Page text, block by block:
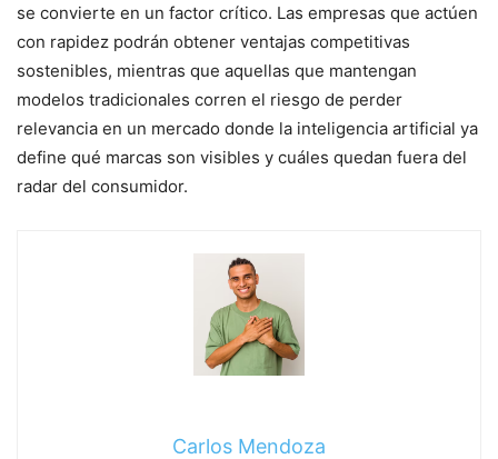
se convierte en un factor crítico. Las empresas que actúen
con rapidez podrán obtener ventajas competitivas
sostenibles, mientras que aquellas que mantengan
modelos tradicionales corren el riesgo de perder
relevancia en un mercado donde la inteligencia artificial ya
define qué marcas son visibles y cuáles quedan fuera del
radar del consumidor.
Carlos Mendoza